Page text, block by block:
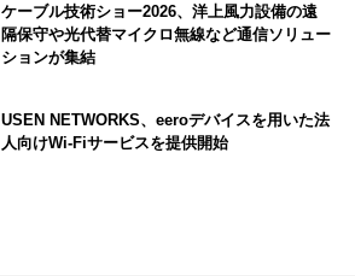
ケーブル技術ショー2026、洋上風力設備の遠
隔保守や光代替マイクロ無線など通信ソリュー
ションが集結
USEN NETWORKS、eeroデバイスを用いた法
人向けWi-Fiサービスを提供開始